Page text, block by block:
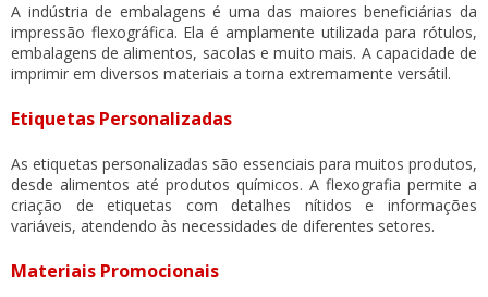
A indústria de embalagens é uma das maiores beneficiárias da
impressão flexográfica. Ela é amplamente utilizada para rótulos,
embalagens de alimentos, sacolas e muito mais. A capacidade de
imprimir em diversos materiais a torna extremamente versátil.
Etiquetas Personalizadas
As etiquetas personalizadas são essenciais para muitos produtos,
desde alimentos até produtos químicos. A flexografia permite a
criação de etiquetas com detalhes nítidos e informações
variáveis, atendendo às necessidades de diferentes setores.
Materiais Promocionais